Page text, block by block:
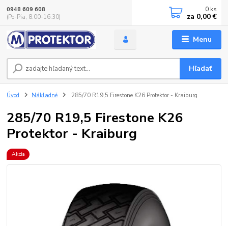
Menu
Hľadať
0948 609 608
(Po-Pia, 8:00-16:30)
0 ks
za 0,00 €
Úvod Nákladné 285/70 R19,5 Firestone K26 Protektor - Kraiburg
285/70 R19,5 Firestone K26
Protektor - Kraiburg
Akcia